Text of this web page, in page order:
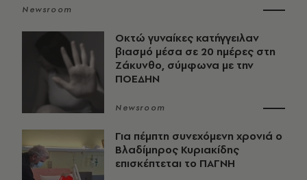
Newsroom
Οκτώ γυναίκες κατήγγειλαν
βιασμό μέσα σε 20 ημέρες στη
Ζάκυνθο, σύμφωνα με την
ΠΟΕΔΗΝ
Newsroom
Για πέμπτη συνεχόμενη χρονιά ο
Βλαδίμηρος Κυριακίδης
επισκέπτεται το ΠΑΓΝΗ